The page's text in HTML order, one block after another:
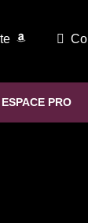
ESPACE PRO